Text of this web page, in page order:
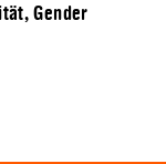
Gender